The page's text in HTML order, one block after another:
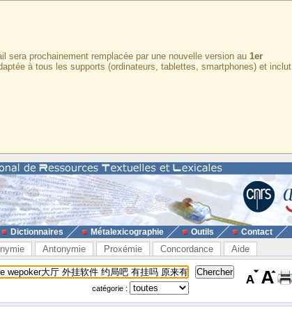
prochainement remplacée par une nouvelle version au 1er
à tous les supports (ordinateurs, tablettes, smartphones) et inclut
Dictionnaires Métalexicographie Outils Contact
Antonymie Proxémie Concordance Aide
catégorie :